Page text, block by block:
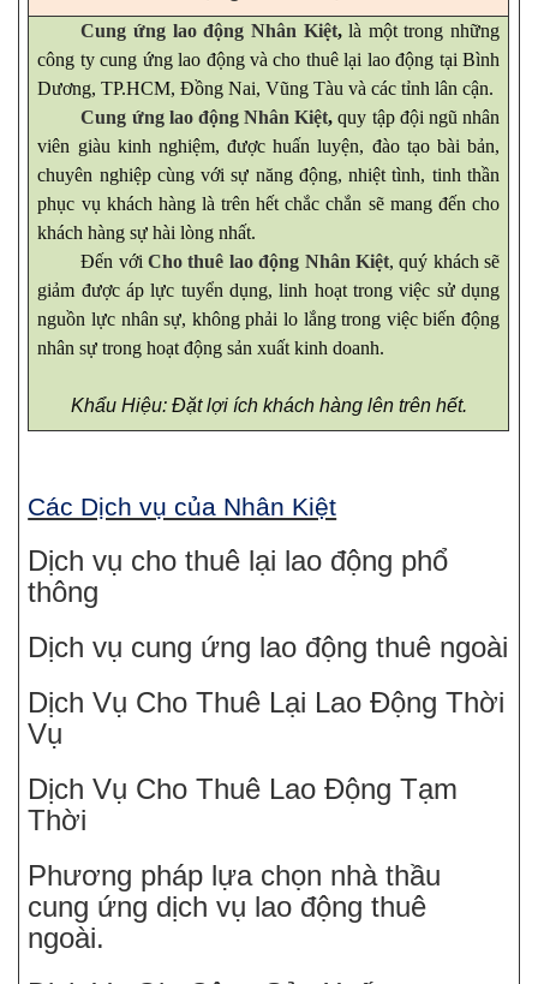
Cung ứng lao động Nhân Kiệt,là một trong những
công ty cung ứng lao động và cho thuê lại lao động tại Bình
Dương, TP.HCM, Đồng Nai, Vũng Tàu và các tỉnh lân cận.
Cung ứng lao động Nhân Kiệt,quy tập đội ngũ nhân
viên giàu kinh nghiệm, được huấn luyện, đào tạo bài bản,
chuyên nghiệp cùng với sự năng động, nhiệt tình, tinh thần
phục vụ khách hàng là trên hết chắc chắn sẽ mang đến cho
khách hàng sự hài lòng nhất.
Đến vớiCho thuê lao động Nhân Kiệt, quý khách sẽ
giảm được áp lực tuyển dụng, linh hoạt trong việc sử dụng
nguồn lực nhân sự, không phải lo lắng trong việc biến động
nhân sự trong hoạt động sản xuất kinh doanh.
Khẩu Hiệu: Đặt lợi ích khách hàng lên trên hết.
Các Dịch vụ của Nhân Kiệt
Dịch vụ cho thuê lại lao động phổ
thông
Dịch vụ cung ứng lao động thuê ngoài
Dịch Vụ Cho Thuê Lại Lao Động Thời
Vụ
Dịch Vụ Cho Thuê Lao Động Tạm
Thời
Phương pháp lựa chọn nhà thầu
cung ứng dịch vụ lao động thuê
ngoài.